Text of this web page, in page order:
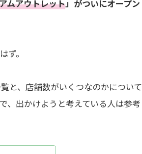
ムアウトレット」がついにオープン
ず。
と、店舗数がいくつなのかについて
、出かけようと考えている人は参考